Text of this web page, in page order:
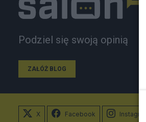
Podziel się swoją opinią
ZAŁÓŻ BLOG
X Facebook Instagram